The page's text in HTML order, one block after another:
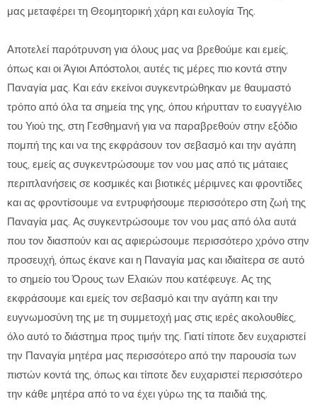
μας μεταφέρει τη Θεομητορική χάρη και ευλογία Της.
Αποτελεί παρότρυνση για όλους μας να βρεθούμε και εμείς,
όπως και οι Άγιοι Απόστολοι, αυτές τις μέρες πιο κοντά στην
Παναγία μας. Και εάν εκείνοι συγκεντρώθηκαν με θαυμαστό
τρόπο από όλα τα σημεία της γης, όπου κήρυτταν το ευαγγέλιο
του Υιού της, στη Γεσθημανή για να παραβρεθούν στην εξόδιο
πομπή της και να της εκφράσουν τον σεβασμό και την αγάπη
τους, εμείς ας συγκεντρώσουμε τον νου μας από τις μάταιες
περιπλανήσεις σε κοσμικές και βιοτικές μέριμνες και φροντίδες
και ας φροντίσουμε να εντρυφήσουμε περισσότερο στη ζωή της
Παναγία μας. Ας συγκεντρώσουμε τον νου μας από όλα αυτά
που τον διασπούν και ας αφιερώσουμε περισσότερο χρόνο στην
προσευχή, όπως έκανε και η Παναγία μας και ιδιαίτερα σε αυτό
το σημείο του Όρους των Ελαιών που κατέφευγε. Ας της
εκφράσουμε και εμείς τον σεβασμό και την αγάπη και την
ευγνωμοσύνη της με τη συμμετοχή μας στις ιερές ακολουθίες,
όλο αυτό το διάστημα προς τιμήν της. Γιατί τίποτε δεν ευχαριστεί
την Παναγία μητέρα μας περισσότερο από την παρουσία των
πιστών κοντά της, όπως και τίποτε δεν ευχαριστεί περισσότερο
την κάθε μητέρα από το να έχει γύρω της τα παιδιά της.